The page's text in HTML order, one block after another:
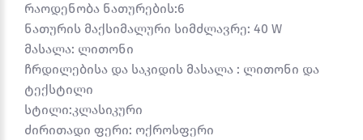
რაოდენობა ნათურების:6
ნათურის მაქსიმალური სიმძლავრე: 40 W
მასალა: ლითონი
ჩრდილებისა და საკიდის მასალა : ლითონი და
ტექსტილი
სტილი:კლასიკური
ძირითადი ფერი: ოქროსფერი